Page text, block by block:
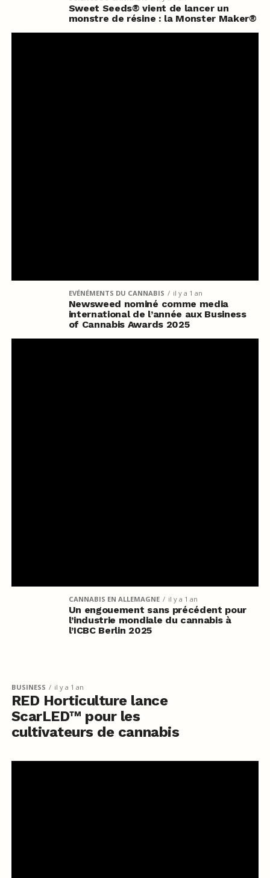
Sweet Seeds® vient de lancer un
monstre de résine : la Monster Maker®
EVÉNÉMENTS DU CANNABIS il y a 1 an
Newsweed nominé comme media
international de l’année aux Business
of Cannabis Awards 2025
CANNABIS EN ALLEMAGNE il y a 1 an
Un engouement sans précédent pour
l’industrie mondiale du cannabis à
l’ICBC Berlin 2025
BUSINESS il y a 1 an
RED Horticulture lance
ScarLED™ pour les
cultivateurs de cannabis